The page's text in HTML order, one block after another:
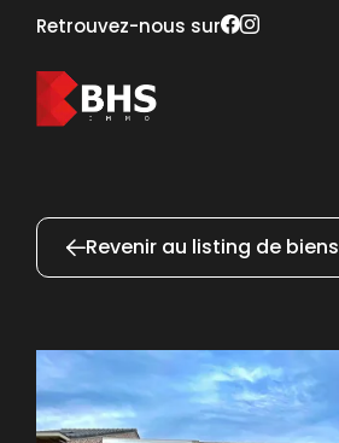
Retrouvez-nous sur
Revenir au listing de biens